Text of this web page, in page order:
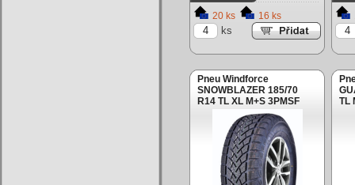
20 ks 16 ks
ks
Pneu Windforce
SNOWBLAZER 185/70
R14 TL XL M+S 3PMSF
TL